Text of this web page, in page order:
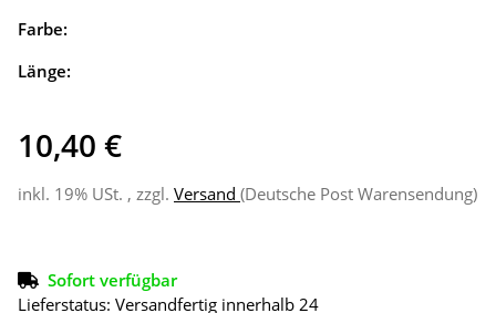
Farbe:
Länge:
10,40 €
inkl. 19% USt. , zzgl. Versand (Deutsche Post Warensendung)
Sofort verfügbar
Lieferstatus: Versandfertig innerhalb 24